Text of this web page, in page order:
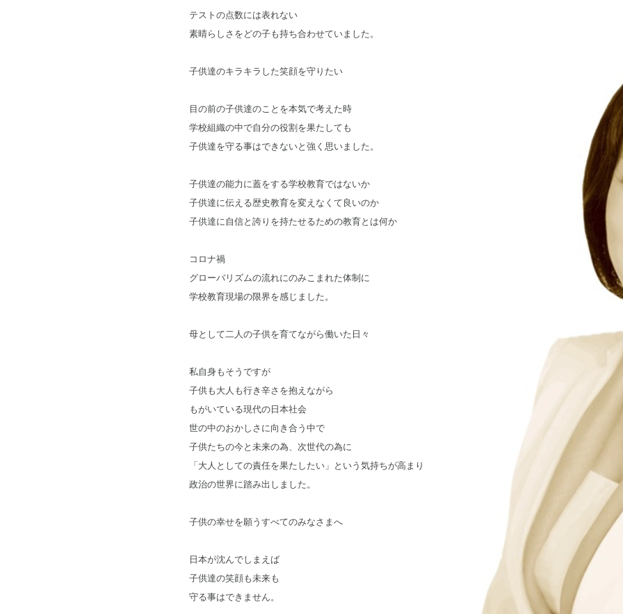
テストの点数には表れない
素晴らしさをどの子も持ち合わせていました。
子供達のキラキラした笑顔を守りたい
目の前の子供達のことを本気で考えた時
学校組織の中で自分の役割を果たしても
子供達を守る事はできないと強く思いました。
子供達の能力に蓋をする学校教育ではないか
子供達に伝える歴史教育を変えなくて良いのか
子供達に自信と誇りを持たせるための教育とは何か
コロナ禍
グローバリズムの流れにのみこまれた体制に
学校教育現場の限界を感じました。
母として二人の子供を育てながら働いた日々
私自身もそうですが
子供も大人も行き辛さを抱えながら
もがいている現代の日本社会
世の中のおかしさに向き合う中で
子供たちの今と未来の為、次世代の為に
「大人としての責任を果たしたい」という気持ちが高まり
政治の世界に踏み出しました。
子供の幸せを願うすべてのみなさまへ
日本が沈んでしまえば
子供達の笑顔も未来も
守る事はできません。